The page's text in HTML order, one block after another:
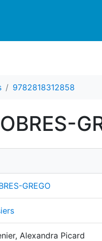
9782818312858
GREGO
Alexandra Picard